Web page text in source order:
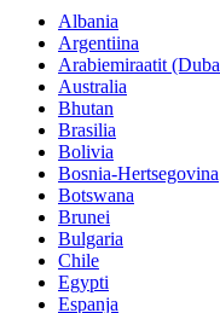
Albania
Argentiina
Arabiemiraatit
Australia
Bhutan
Brasilia
Bolivia
Bosnia-Hertsegovina
Botswana
Brunei
Bulgaria
Chile
Egypti
Espanja